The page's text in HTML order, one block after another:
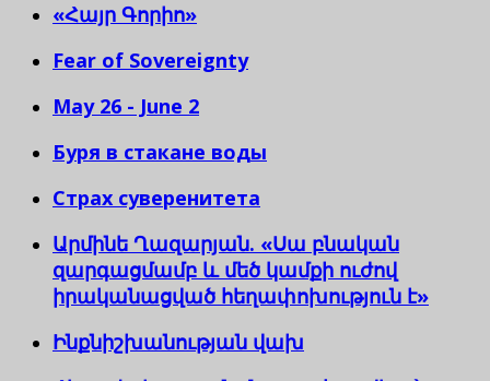
«Հայր Գորիո»
Fear of Sovereignty
May 26 - June 2
Буря в стакане воды
Страх суверенитета
Արմինե Ղազարյան. «Սա բնական
զարգացմամբ և մեծ կամքի ուժով
իրականացված հեղափոխություն է»
Ինքնիշխանության վախ